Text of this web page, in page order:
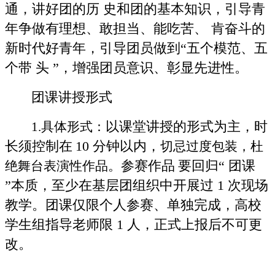
通，讲好团的历 史和团的基本知识，引导青
年争做有理想、敢担当、能吃苦、 肯奋斗的
新时代好青年，引导团员做到“五个模范、五
个带 头 ”，增强团员意识、彰显先进性。
团课讲授形式
1.具体形式： 以课堂讲授的形式为主，时
长须控制在 10 分钟以内， 切忌过度包装，杜
绝舞台表演性作品。 参赛作品 要回归“ 团课
”本质，至少在基层团组织中开展过 1 次现场
教学。团课仅限个人参赛、单独完成，高校
学生组指导老师限 1 人，正式上报后不可更
改。